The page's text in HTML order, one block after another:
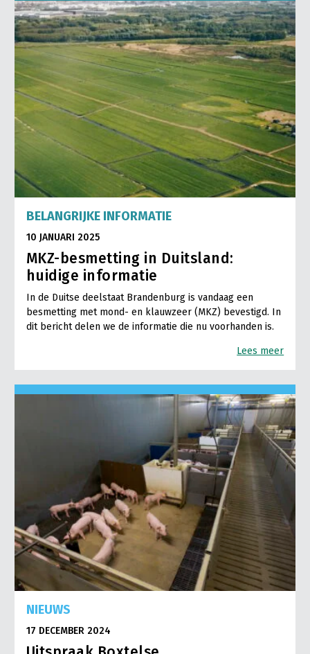
Konijnenhouderij
Melkveehouderij
Paardenhouderij
Pluimveehouderij
Schapenhouderij
Varkenshouderij
Vleesveehouderij
Bollenteelt
Bomen, vaste planten en zomerbloemen
Fruitteelt
Glastuinbouw
Paddenstoelen
Vollegrondsgroente
Vrouw en Bedrijf
Nieuws
Nieuwsabonnement
Webinars
Over LTO
LTO Nederland
Bestuur en Directie
Medewerkers
Vakgroepbestuurders
Jaarverslag 2023
Vacatures
Pers
Contact
BELANGRIJKE INFORMATIE
10 JANUARI 2025
MKZ-besmetting in Duitsland:
huidige informatie
In de Duitse deelstaat Brandenburg is vandaag een
besmetting met mond- en klauwzeer (MKZ) bevestigd. In
dit bericht delen we de informatie die nu voorhanden is.
Lees meer
NIEUWS
17 DECEMBER 2024